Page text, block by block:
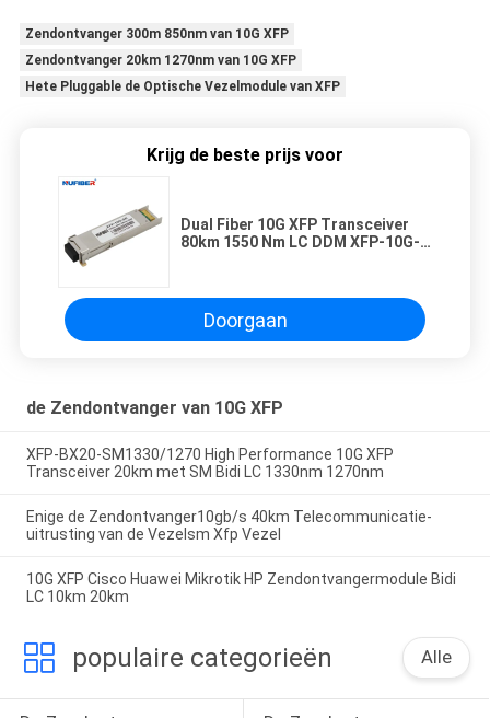
Zendontvanger 300m 850nm van 10G XFP
Zendontvanger 20km 1270nm van 10G XFP
Hete Pluggable de Optische Vezelmodule van XFP
Krijg de beste prijs voor
Dual Fiber 10G XFP Transceiver
80km 1550 Nm LC DDM XFP-10G-
Doorgaan
de Zendontvanger van 10G XFP
XFP-BX20-SM1330/1270 High Performance 10G XFP
Transceiver 20km met SM Bidi LC 1330nm 1270nm
Enige de Zendontvanger10gb/s 40km Telecommunicatie-
uitrusting van de Vezelsm Xfp Vezel
10G XFP Cisco Huawei Mikrotik HP Zendontvangermodule Bidi
LC 10km 20km
populaire categorieën Alle